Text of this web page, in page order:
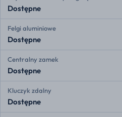
Dostępne
Felgi aluminiowe
Dostępne
Centralny zamek
Dostępne
Kluczyk zdalny
Dostępne